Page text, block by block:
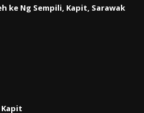
ke Ng Sempili, Kapit, Sarawak
Kapit